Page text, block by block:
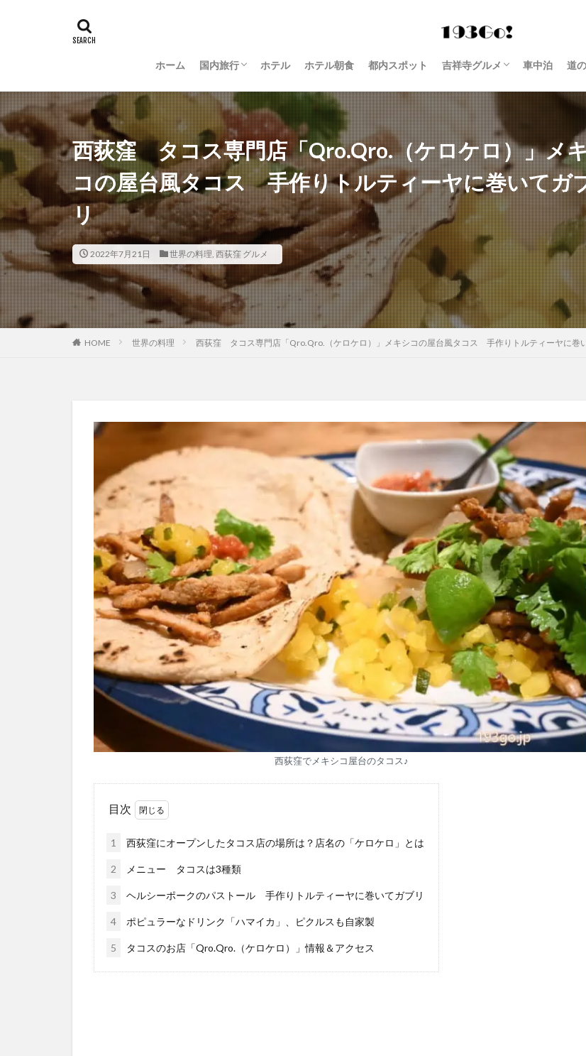
ホーム 国内旅行
羽田空港グルメ
大阪
京都
沖縄
新潟
長野
茨城
富山
金沢
山梨
ホテル ホテル朝食 都内スポット 吉祥寺グルメ
西荻窪 グルメ
車中泊 道
西荻窪 タコス専門店「Qro.Qro.（ケロケロ）」メ
コの屋台風タコス 手作りトルティーヤに巻いてガ
リ
2022年7月21日 世界の料理, 西荻窪 グルメ
HOME 世界の料理 西荻窪 タコス専門店「Qro.Qro.（ケロケロ）」メキシコの屋台風タコス 手作りトルティーヤに巻
西荻窪でメキシコ屋台のタコス♪
目次
1 西荻窪にオープンしたタコス店の場所は？店名の「ケロケロ」とは
2 メニュー タコスは3種類
3 ヘルシーポークのパストール 手作りトルティーヤに巻いてガブリ
4 ポピュラーなドリンク「ハマイカ」、ピクルスも自家製
5 タコスのお店「Qro.Qro.（ケロケロ）」情報＆アクセス